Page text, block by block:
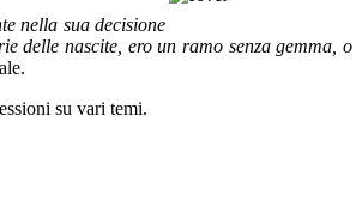
nella sua decisione
delle nascite, ero un ramo senza gemma, o
su vari temi.